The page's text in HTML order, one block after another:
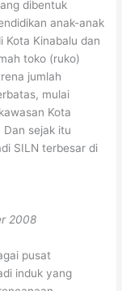
dibentuk
anak-anak
Kota Kinabalu dan
toko (ruko)
jumlah
mulai
Kota
Dan sejak itu
SILN terbesar di
2008
pusat
induk yang